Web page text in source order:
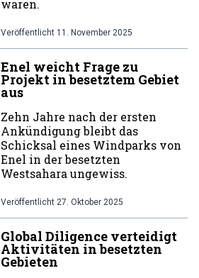
waren.
Veröffentlicht 11. November 2025
Enel weicht Frage zu
Projekt in besetztem Gebiet
aus
Zehn Jahre nach der ersten
Ankündigung bleibt das
Schicksal eines Windparks von
Enel in der besetzten
Westsahara ungewiss.
Veröffentlicht 27. Oktober 2025
Global Diligence verteidigt
Aktivitäten in besetzten
Gebieten